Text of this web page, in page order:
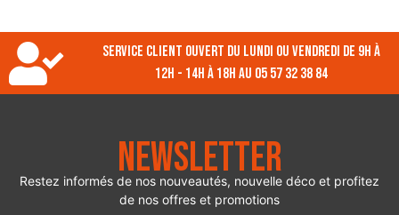
Service client ouvert du lundi ou vendredi de 9h à
12h - 14h à 18h au 05 57 32 38 84
Newsletter
Restez informés de nos nouveautés, nouvelle déco et profitez
de nos offres et promotions